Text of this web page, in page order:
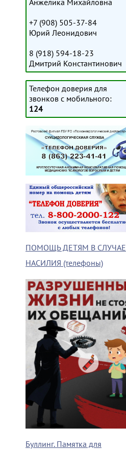
Анжелика Михайловна
+7 (908) 505-37-84
Юрий Леонидович
8 (918) 594-18-23
Дмитрий Константинович
Телефон доверия для
звонков с мобильного:
124
ПОМОЩЬ ДЕТЯМ В СЛУЧАЕ
НАСИЛИЯ (телефоны)
Буллинг. Памятка для